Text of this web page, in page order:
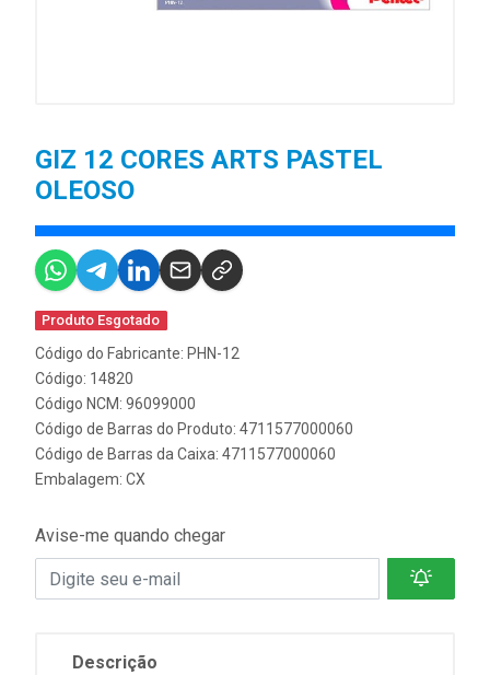
GIZ 12 CORES ARTS PASTEL
OLEOSO
Produto Esgotado
Código do Fabricante: PHN-12
Código: 14820
Código NCM: 96099000
Código de Barras do Produto: 4711577000060
Código de Barras da Caixa: 4711577000060
Embalagem: CX
Avise-me quando chegar
Descrição